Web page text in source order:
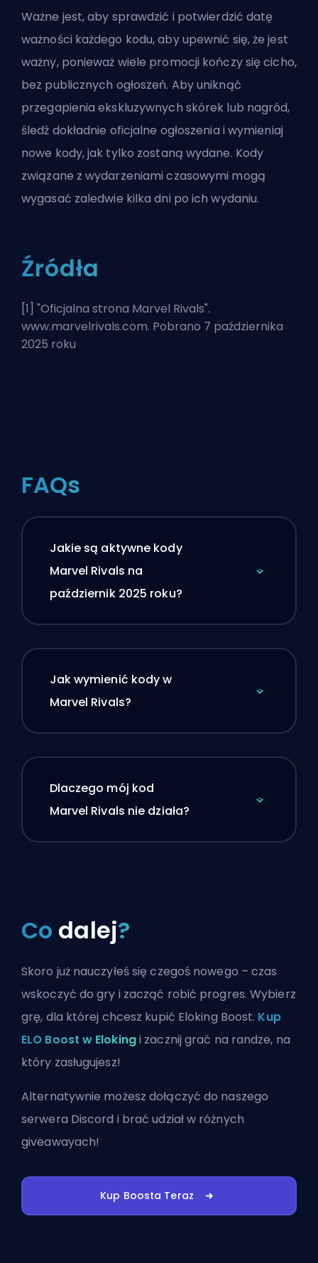
Ważne jest, aby sprawdzić i potwierdzić datę
ważności każdego kodu, aby upewnić się, że jest
ważny, ponieważ wiele promocji kończy się cicho,
bez publicznych ogłoszeń. Aby uniknąć
przegapienia ekskluzywnych skórek lub nagród,
śledź dokładnie oficjalne ogłoszenia i wymieniaj
nowe kody, jak tylko zostaną wydane. Kody
związane z wydarzeniami czasowymi mogą
wygasać zaledwie kilka dni po ich wydaniu.
Źródła
[1] "Oficjalna strona Marvel Rivals".
www.marvelrivals.com. Pobrano 7 października
2025 roku
FAQs
Jakie są aktywne kody
Marvel Rivals na
październik 2025 roku?
Jak wymienić kody w
Marvel Rivals?
Dlaczego mój kod
Marvel Rivals nie działa?
Co dalej?
Skoro już nauczyłeś się czegoś nowego – czas
wskoczyć do gry i zacząć robić progres. Wybierz
grę, dla której chcesz kupić Eloking Boost. Kup
ELO Boost w Elokingi zacznij grać na randze, na
który zasługujesz!
Alternatywnie możeszdołączyć do naszego
serwera Discord i brać udział w różnych
giveawayach!
Kup Boosta Teraz